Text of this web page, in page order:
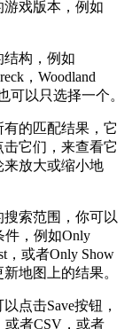
戏版本，例如
结构，例如
，Woodland
可以只选择一个。
的匹配结果，它
它们，来查看它
放大或缩小地
索范围，你可以
件，例如Only
，或者Only Show
地图上的结果。
点击Save按钮，
或者CSV，或者